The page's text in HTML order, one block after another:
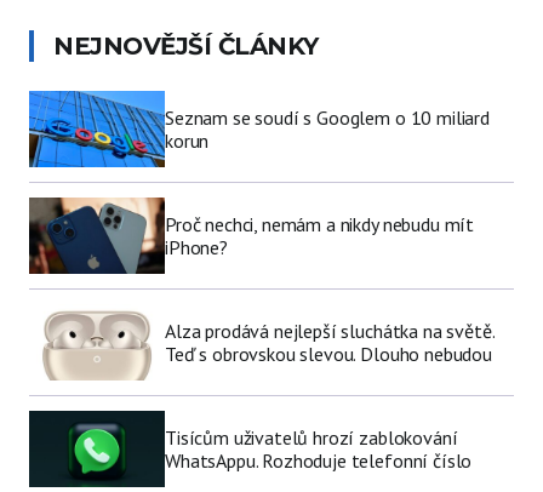
NEJNOVĚJŠÍ ČLÁNKY
Seznam se soudí s Googlem o 10 miliard
korun
Proč nechci, nemám a nikdy nebudu mít
iPhone?
Alza prodává nejlepší sluchátka na světě.
Teď s obrovskou slevou. Dlouho nebudou
Tisícům uživatelů hrozí zablokování
WhatsAppu. Rozhoduje telefonní číslo